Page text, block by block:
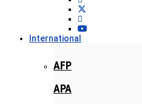
International
AFP
APA